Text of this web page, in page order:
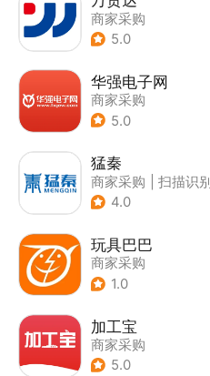
商家采购
5.0
华强电子网
商家采购
5.0
猛秦
商家采购
扫描识别
4.0
玩具巴巴
商家采购
1.0
加工宝
商家采购
5.0